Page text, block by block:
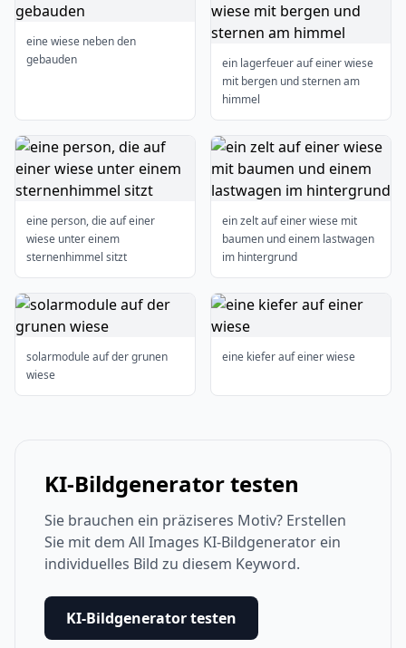
eine wiese neben den
gebauden
ein lagerfeuer auf einer wiese
mit bergen und sternen am
himmel
eine person, die auf einer
wiese unter einem
sternenhimmel sitzt
ein zelt auf einer wiese mit
baumen und einem lastwagen
im hintergrund
solarmodule auf der grunen
wiese
eine kiefer auf einer wiese
KI-Bildgenerator testen
Sie brauchen ein präziseres Motiv? Erstellen
Sie mit dem All Images KI-Bildgenerator ein
individuelles Bild zu diesem Keyword.
KI-Bildgenerator testen